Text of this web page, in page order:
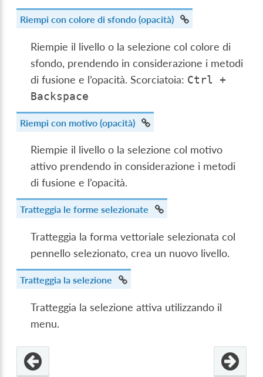
Riempi con colore di sfondo (opacità)
Riempie il livello o la selezione col colore di
sfondo, prendendo in considerazione i metodi
di fusione e l’opacità. Scorciatoia: Ctrl
+
Backspace
Riempi con motivo (opacità)
Riempie il livello o la selezione col motivo
attivo prendendo in considerazione i metodi
di fusione e l’opacità.
Tratteggia le forme selezionate
Tratteggia la forma vettoriale selezionata col
pennello selezionato, crea un nuovo livello.
Tratteggia la selezione
Tratteggia la selezione attiva utilizzando il
menu.